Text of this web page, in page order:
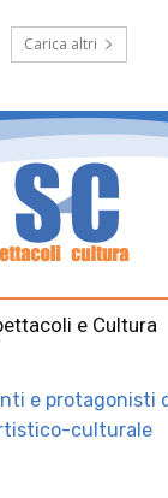
Carica altri
e Cultura
e protagonisti
culturale